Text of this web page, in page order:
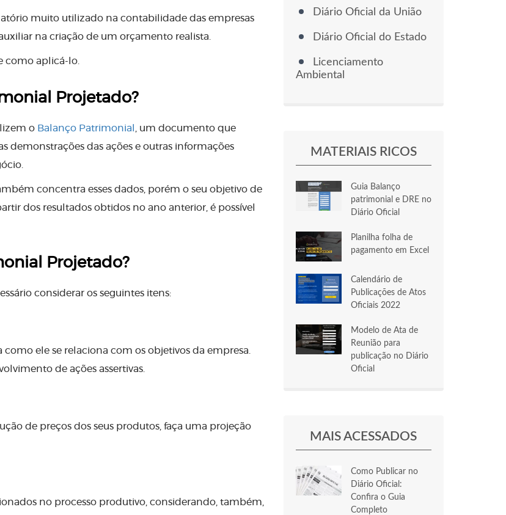
muito utilizado na contabilidade das empresas
na criação de um orçamento realista.
como aplicá-lo.
Projetado?
o Balanço Patrimonial
, um documento que
demonstrações das ações e outras informações
concentra esses dados, porém o seu objetivo de
dos resultados obtidos no ano anterior, é possível
Projetado?
considerar os seguintes itens:
ele se relaciona com os objetivos da empresa.
de ações assertivas.
de preços dos seus produtos, faça uma projeção
no processo produtivo, considerando, também,
Diário Oficial da União
Diário Oficial do Estado
Licenciamento
Ambiental
MATERIAIS RICOS
Guia Balanço
patrimonial e DRE no
Diário Oficial
Planilha folha de
pagamento em Excel
Calendário de
Publicações de Atos
Oficiais 2022
Modelo de Ata de
Reunião para
publicação no Diário
Oficial
MAIS ACESSADOS
Como Publicar no
Diário Oficial:
Confira o Guia
Completo